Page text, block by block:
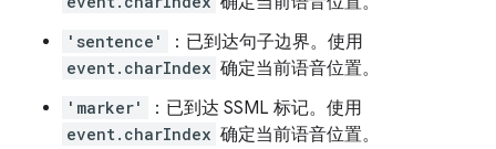
'sentence' ：已到达句子边界。使用
event.charIndex 确定当前语音位置。
'marker' ：已到达 SSML 标记。使用
event.charIndex 确定当前语音位置。